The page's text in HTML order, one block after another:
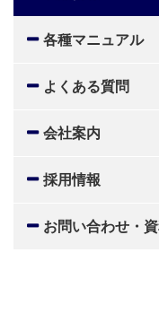
各種マニュアル
よくある質問
会社案内
採用情報
お問い合わせ・